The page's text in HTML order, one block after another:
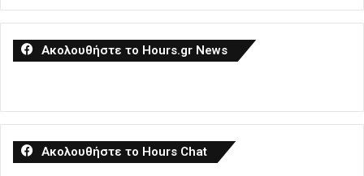
Ακολουθήστε το Hours.gr News
Ακολουθήστε το Hours Chat